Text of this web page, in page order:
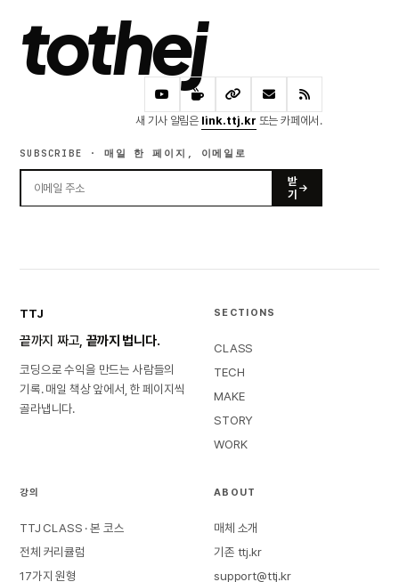
tothej
새 기사 알림은 link.ttj.kr 또는 카페에서.
SUBSCRIBE · 매일 한 페이지, 이메일로
받
기
TTJ
끝까지 짜고, 끝까지 법니다.
코딩으로 수익을 만드는 사람들의
기록. 매일 책상 앞에서, 한 페이지씩
골라냅니다.
SECTIONS
CLASS
TECH
MAKE
STORY
WORK
강의
TTJ CLASS · 본 코스
전체 커리큘럼
17가지 원형
ABOUT
매체 소개
기존 ttj.kr
support@ttj.kr